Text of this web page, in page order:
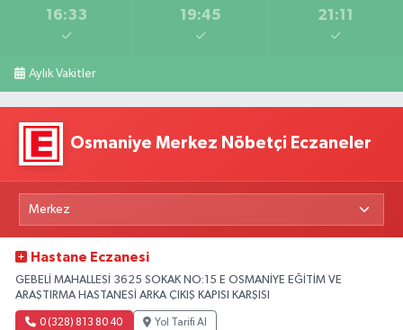
16:33 19:45 21:11
Aylık Vakitler
Osmaniye Merkez Nöbetçi Eczaneler
Hastane Eczanesi
GEBELİ MAHALLESİ 3625 SOKAK NO:15 E OSMANİYE EĞİTİM VE
ARAŞTIRMA HASTANESİ ARKA ÇIKIŞ KAPISI KARŞISI
0 (328) 813 80 40 Yol Tarifi Al